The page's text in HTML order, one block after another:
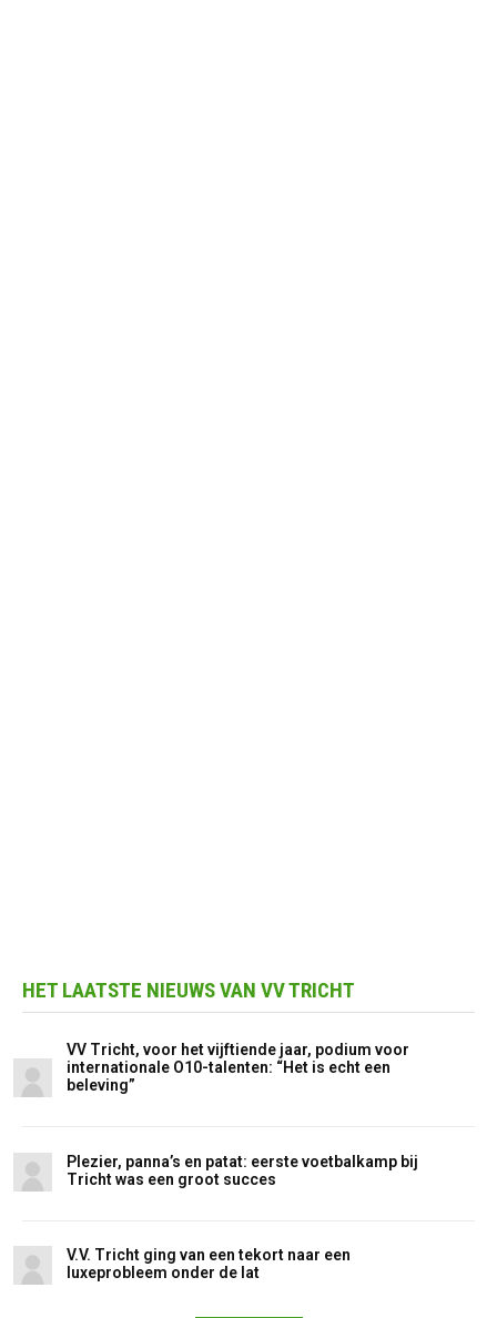
HET LAATSTE NIEUWS VAN VV TRICHT
VV Tricht, voor het vijftiende jaar, podium voor
internationale O10-talenten: “Het is echt een
beleving”
Plezier, panna’s en patat: eerste voetbalkamp bij
Tricht was een groot succes
V.V. Tricht ging van een tekort naar een
luxeprobleem onder de lat